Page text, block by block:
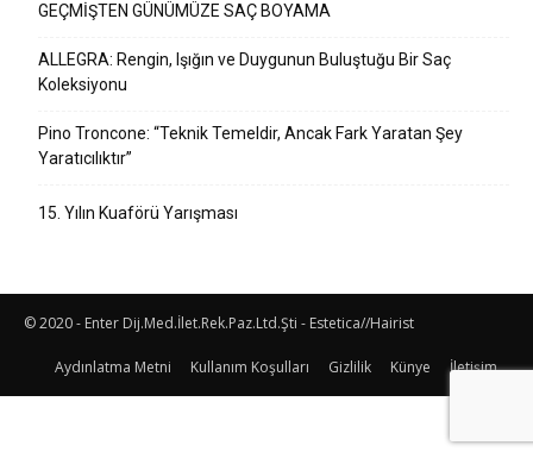
GEÇMİŞTEN GÜNÜMÜZE SAÇ BOYAMA
ALLEGRA: Rengin, Işığın ve Duygunun Buluştuğu Bir Saç
Koleksiyonu
Pino Troncone: “Teknik Temeldir, Ancak Fark Yaratan Şey
Yaratıcılıktır”
15. Yılın Kuaförü Yarışması
© 2020 - Enter Dij.Med.İlet.Rek.Paz.Ltd.Şti - Estetica//Hairist
Aydınlatma Metni Kullanım Koşulları Gizlilik Künye İletişim